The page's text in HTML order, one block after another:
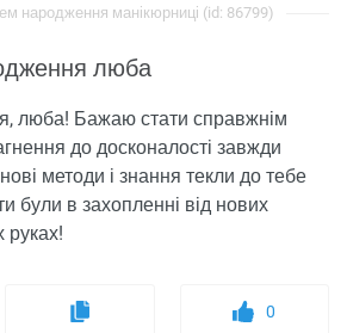
​​народження манікюрниці (id: 86799)
люба
люба! Бажаю стати справжнім
до досконалості завжди
методи і знання текли до тебе
були в захопленні від нових
руках!
0